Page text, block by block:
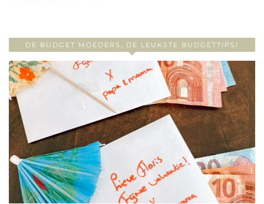
DE BUDGET MOEDERS, DE LEUKSTE BUDGETTIPS!